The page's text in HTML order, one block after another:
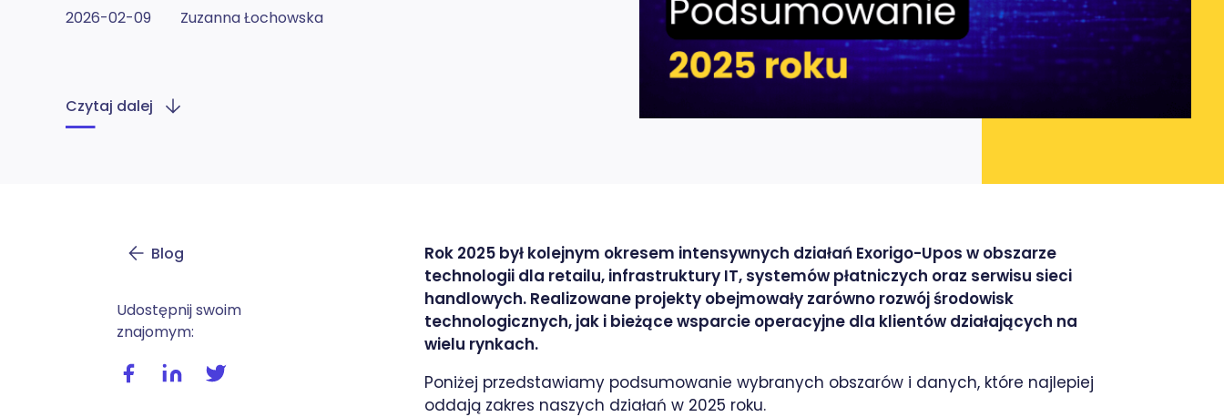
2026-02-09 Zuzanna Łochowska
Czytaj dalej
Blog
Udostępnij swoim
znajomym:
Udostępnij wpis na facebooku
Udostępnij wpis na linkedIn
Udostępnij wpis na twitterze / X
Rok 2025 był kolejnym okresem intensywnych działań Exorigo-Upos w obszarze
technologii dla retailu, infrastruktury IT, systemów płatniczych oraz serwisu sieci
handlowych. Realizowane projekty obejmowały zarówno rozwój środowisk
technologicznych, jak i bieżące wsparcie operacyjne dla klientów działających na
wielu rynkach.
Poniżej przedstawiamy podsumowanie wybranych obszarów i danych, które najlepiej
oddają zakres naszych działań w 2025 roku.